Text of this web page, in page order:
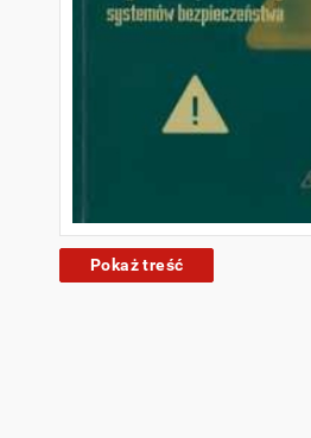
Pokaż treść